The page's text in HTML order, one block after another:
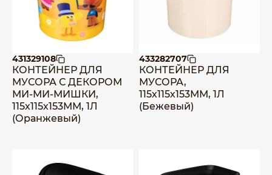
431329108
КОНТЕЙНЕР ДЛЯ
МУСОРА С ДЕКОРОМ
МИ-МИ-МИШКИ,
115х115х153ММ, 1Л
(Оранжевый)
433282707
КОНТЕЙНЕР ДЛЯ
МУСОРА,
115х115х153ММ, 1Л
(Бежевый)